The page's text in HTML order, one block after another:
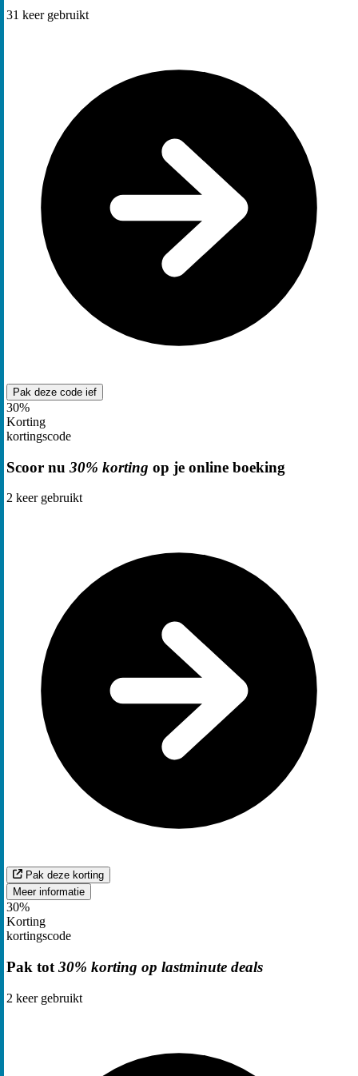
31 keer gebruikt
Pak deze code ief
30%
Korting
kortingscode
Scoor nu 30% korting op je online boeking
2 keer gebruikt
Pak deze korting
Meer informatie
30%
Korting
kortingscode
Pak tot 30% korting op lastminute deals
2 keer gebruikt